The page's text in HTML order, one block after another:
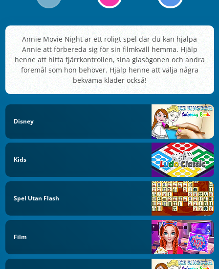
Annie Movie Night är ett roligt spel där du kan hjälpa
Annie att förbereda sig för sin filmkväll hemma. Hjälp
henne att hitta fjärrkontrollen, sina glasögonen och andra
föremål som hon behöver. Hjälp henne att välja några
bekväma kläder också!
Disney
Kids
Spel Utan Flash
Film